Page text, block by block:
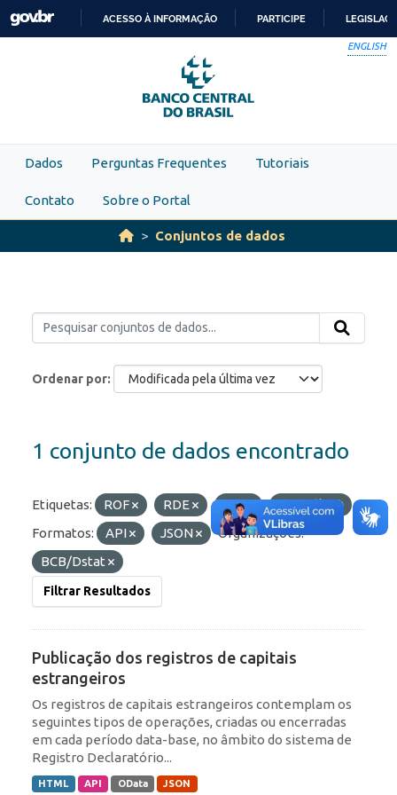
Skip to main content
PARA
O
CONTEÚDO
ACESSO À INFORMAÇÃO PARTICIPE
ENGLISH
Dados Perguntas Frequentes Tutoriais
Contato Sobre o Portal
Conjuntos de dados
Ordenar por
1 conjunto de dados encontrado
Etiquetas: ROF RDE IED
Portfólio
Formatos:
API JSON
Organizações:
BCB/Dstat
Filtrar Resultados
Publicação dos registros de capitais
estrangeiros
Os registros de capitais estrangeiros contemplam os
seguintes tipos de operações, criadas ou encerradas
em cada período data-base, no âmbito do sistema de
Registro Declaratório...
HTML API OData JSON